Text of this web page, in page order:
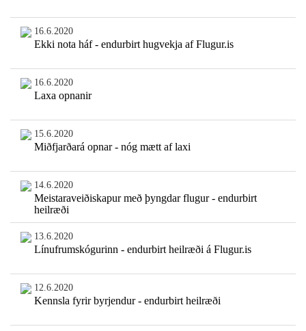
16.6.2020
Ekki nota háf - endurbirt hugvekja af Flugur.is
16.6.2020
Laxa opnanir
15.6.2020
Miðfjarðará opnar - nóg mætt af laxi
14.6.2020
Meistaraveiðiskapur með þyngdar flugur - endurbirt
heilræði
13.6.2020
Línufrumskógurinn - endurbirt heilræði á Flugur.is
12.6.2020
Kennsla fyrir byrjendur - endurbirt heilræði